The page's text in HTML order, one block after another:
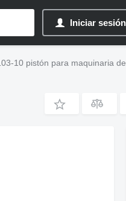
Iniciar
10 pistón para maquinaria